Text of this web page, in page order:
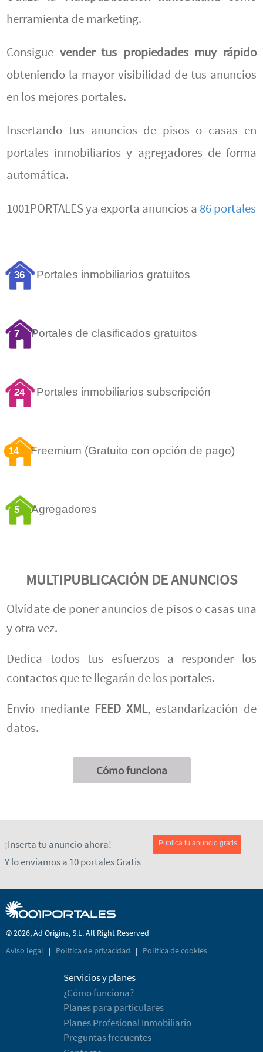
herramienta de marketing.
Consigue vender tus propiedades muy rápido
obteniendo la mayor visibilidad de tus anuncios
en los mejores portales.
Insertando tus anuncios de pisos o casas en
portales inmobiliarios y agregadores de forma
automática.
1001PORTALES ya exporta anuncios a 86 portales
36 Portales inmobiliarios gratuitos
7 Portales de clasificados gratuitos
24 Portales inmobiliarios subscripción
14 Freemium (Gratuito con opción de pago)
5 Agregadores
MULTIPUBLICACIÓN DE ANUNCIOS
Olvídate de poner anuncios de pisos o casas una
y otra vez.
Dedica todos tus esfuerzos a responder los
contactos que te llegarán de los portales.
Envío mediante FEED XML, estandarización de
datos.
Cómo funciona
¡Inserta tu anuncio ahora!
Y lo enviamos a 10 portales Gratis
Publica tu anuncio gratis
© 2026, Ad Origins, S.L. All Right Reserved
Aviso legal
| Política de privacidad | Política de cookies
Servicios y planes
¿Cómo funciona?
Planes para particulares
Planes Profesional Inmobiliario
Preguntas frecuentes